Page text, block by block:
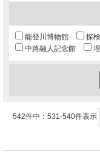
能登川博物館 探
中路融人記念館
542件中：531-540件表示